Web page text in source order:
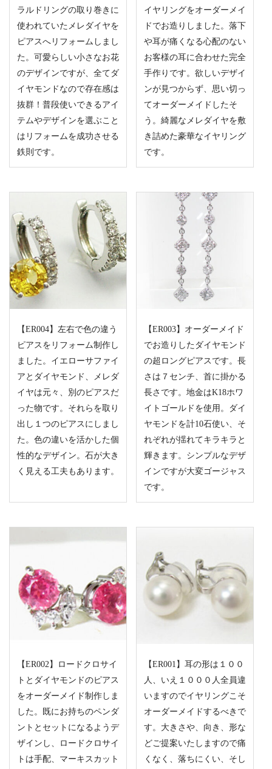
ラルドリングの取り巻きに
使われていたメレダイヤを
ピアスへリフォームしまし
た。可愛らしい小さなお花
のデザインですが、全てダ
イヤモンドなので存在感は
抜群！普段使いできるアイ
テムやデザインを選ぶこと
はリフォームを成功させる
鉄則です。
イヤリングをオーダーメイ
ドでお造りしました。落下
や耳が痛くなる心配のない
お客様の耳に合わせた完全
手作りです。欲しいデザイ
ンが見つからず、思い切っ
てオーダーメイドしたそ
う。綺麗なメレダイヤを敷
き詰めた豪華なイヤリング
です。
【ER004】左右で色の違う
ピアスをリフォーム制作し
ました。イエローサファイ
アとダイヤモンド、メレダ
イヤは元々、別のピアスだ
った物です。それらを取り
出し１つのピアスにしまし
た。色の違いを活かした個
性的なデザイン。石が大き
く見える工夫もあります。
【ER003】オーダーメイド
でお造りしたダイヤモンド
の超ロングピアスです。長
さは７センチ、首に掛かる
長さです。地金はK18ホワ
イトゴールドを使用。ダイ
ヤモンドを計10石使い、そ
れぞれが揺れてキラキラと
輝きます。シンプルなデザ
インですが大変ゴージャス
です。
【ER002】ロードクロサイ
トとダイヤモンドのピアス
をオーダーメイド制作しま
した。既にお持ちのペンダ
ントとセットになるようデ
ザインし、ロードクロサイ
トは手配、マーキスカット
【ER001】耳の形は１００
人、いえ１０００人全員違
いますのでイヤリングこそ
オーダーメイドするべきで
す。大きさや、向き、形な
どご提案いたしますので痛
くなく、落ちにくい、そし